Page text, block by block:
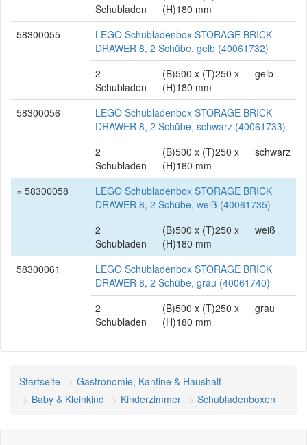
Schubladen
(H)180 mm
58300055
LEGO Schubladenbox STORAGE BRICK
DRAWER 8, 2 Schübe, gelb (40061732)
2
Schubladen
(B)500 x (T)250 x
(H)180 mm
gelb
58300056
LEGO Schubladenbox STORAGE BRICK
DRAWER 8, 2 Schübe, schwarz (40061733)
2
Schubladen
(B)500 x (T)250 x
(H)180 mm
schwarz
» 58300058
LEGO Schubladenbox STORAGE BRICK
DRAWER 8, 2 Schübe, weiß (40061735)
2
Schubladen
(B)500 x (T)250 x
(H)180 mm
weiß
58300061
LEGO Schubladenbox STORAGE BRICK
DRAWER 8, 2 Schübe, grau (40061740)
2
Schubladen
(B)500 x (T)250 x
(H)180 mm
grau
Startseite
Gastronomie, Kantine & Haushalt
Baby & Kleinkind
Kinderzimmer Schubladenboxen